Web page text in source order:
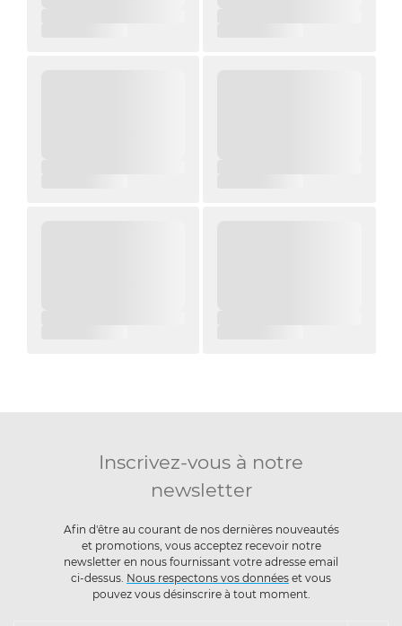
Inscrivez-vous à notre
newsletter
Afin d'être au courant de nos dernières nouveautés
et promotions, vous acceptez recevoir notre
newsletter en nous fournissant votre adresse email
ci-dessus. Nous respectons vos données et vous
pouvez vous désinscrire à tout moment.